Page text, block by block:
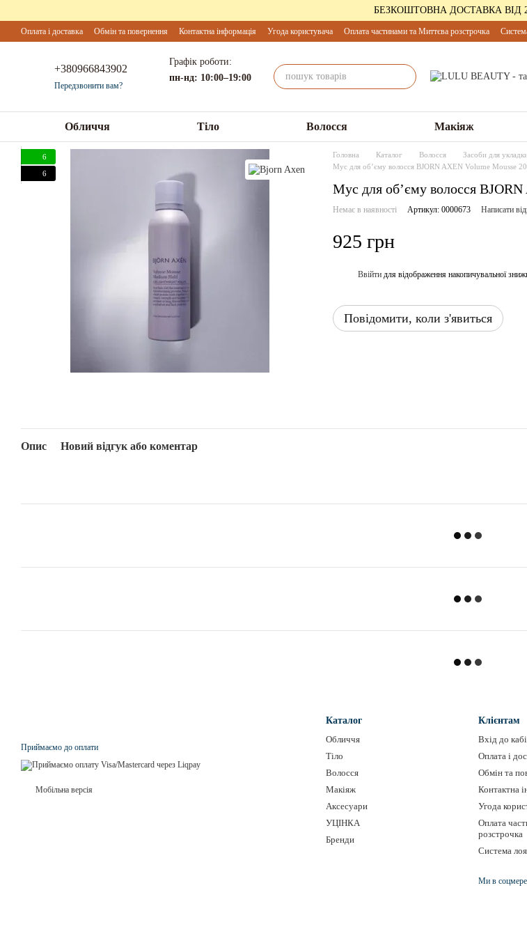
БЕЗКОШТОВНА ДОСТАВКА ВІД
Оплата і доставка Обмін та повернення Контактна інформація Угода користувача Оплата частинами та Миттєва розстрочка
+380966843902
Передзвонити вам?
Графік роботи:
пн-нд: 10:00–19:00
Обличчя Тіло Волосся Макіяж
6
6
Головна Каталог Волосся Засоби для
Мус для обʼєму волосся BJORN AXEN Volume Mousse
Мус для обʼєму волосся
Немає в наявності Артикул: 0000673 Написати
925 грн
Ввійти для відображення накопичувальної
Повідомити, коли з'явиться
Опис Новий відгук або коментар
Приймаємо до оплати
Мобільна версія
Каталог
Обличчя
Тіло
Волосся
Макіяж
Аксесуари
УЦІНКА
Бренди
Клієнтам
Вхід до
Оплата і
Обмін та
Контактна
Угода
Оплата
розстрочка
Система
Ми в